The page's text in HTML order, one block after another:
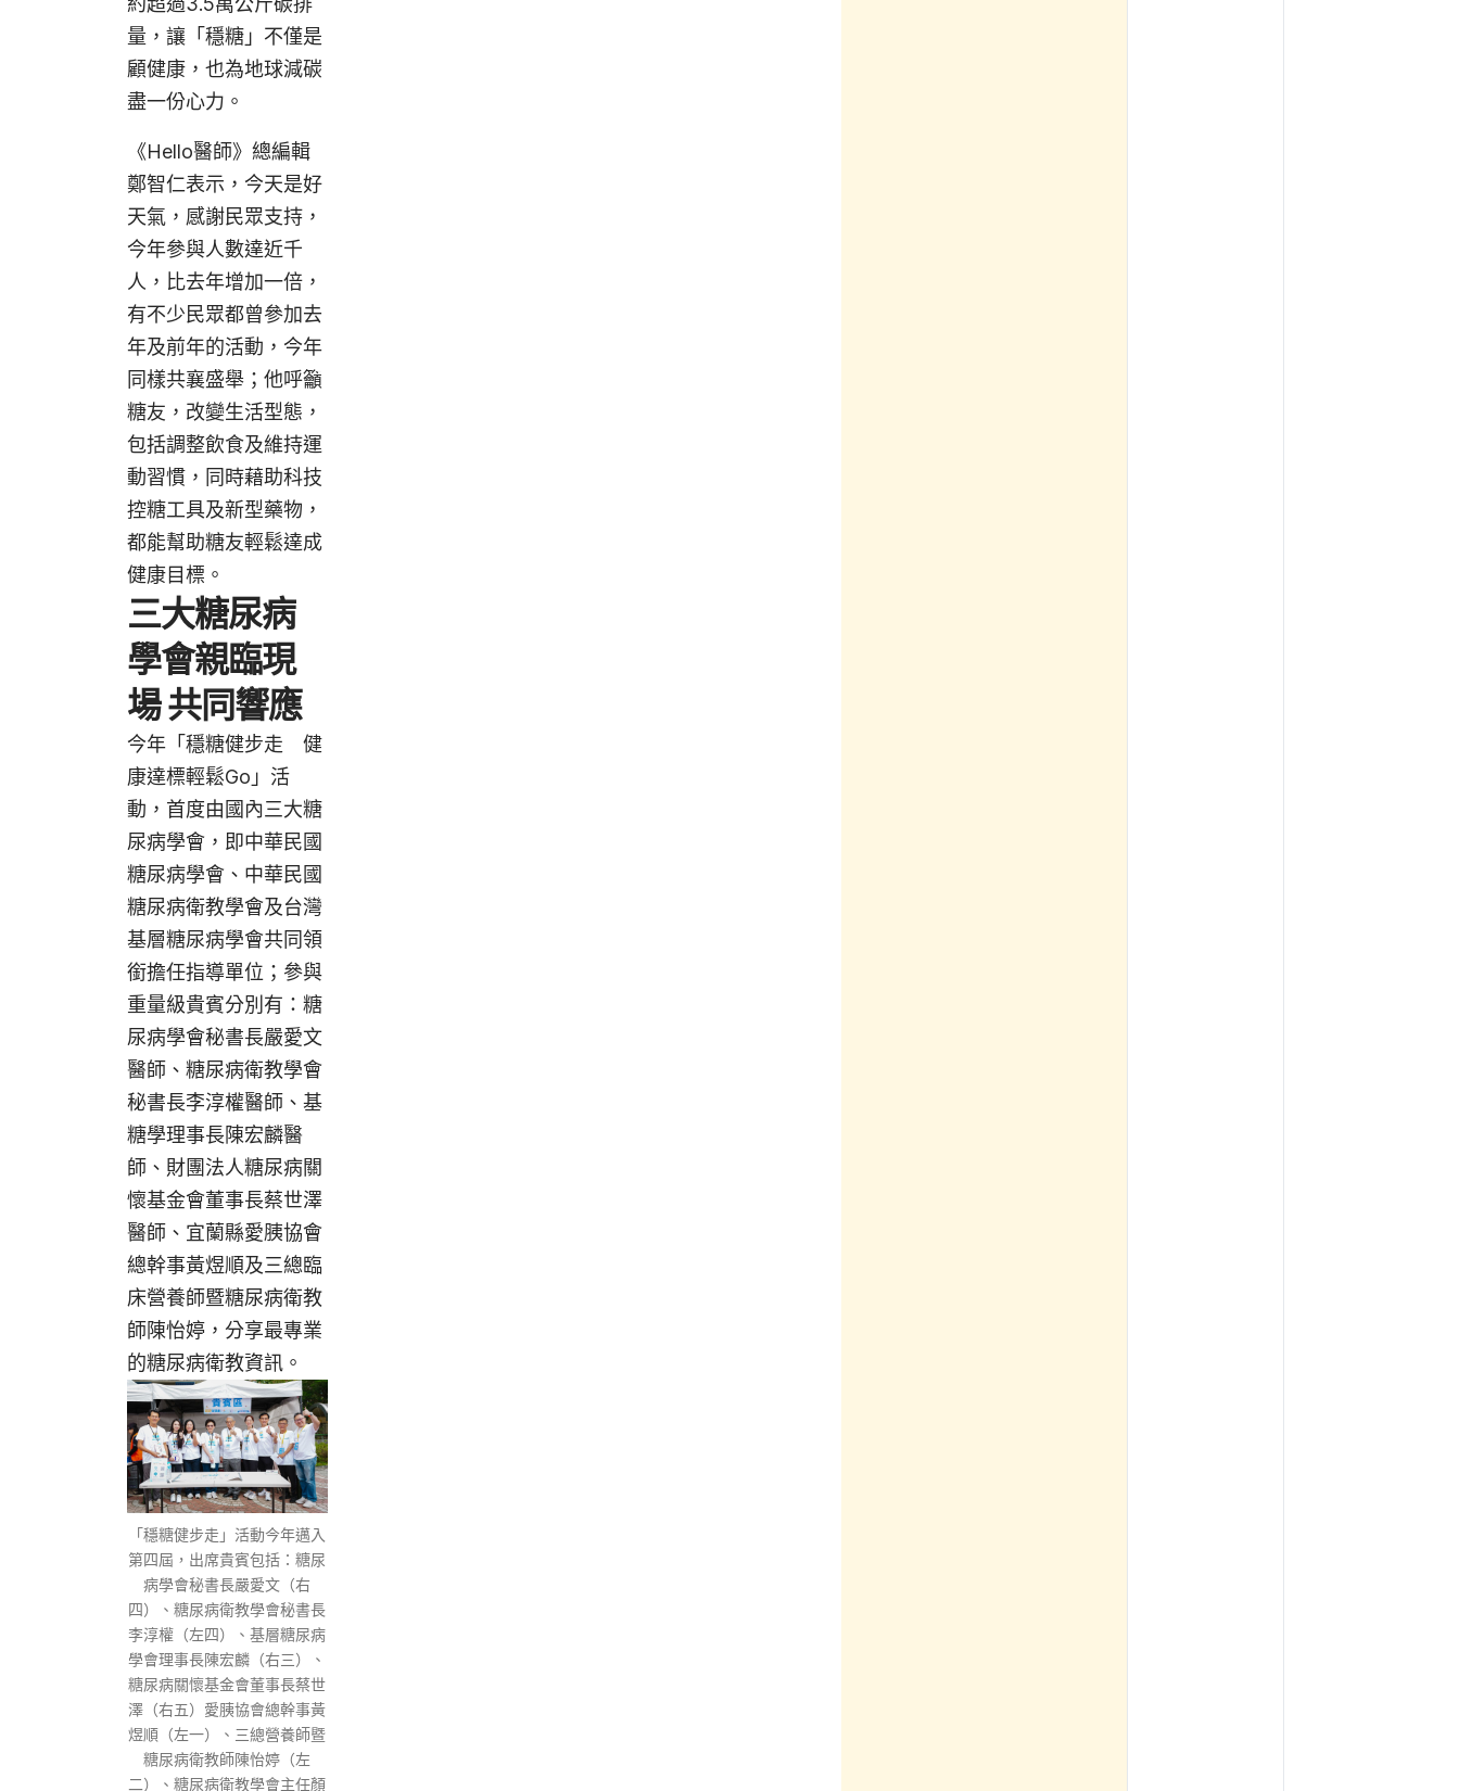
量，讓「穩糖」不僅是
顧健康，也為地球減碳
盡一份心力 。
《Hello醫師》總編輯
鄭智仁表示，今天是好
天氣，感謝民眾支持，
今年參與人數達近千
人，比去年增加一倍，
有不少民眾都曾參加去
年及前年的活動，今年
同樣共襄盛舉；他呼籲
糖友，改變生活型態，
包括調整飲食及維持運
動習慣，同時藉助科技
控糖工具及新型藥物，
都能幫助糖友輕鬆達成
健康目標。
三大糖尿病
學會親臨現
場 共同響應
今年「穩糖健步走 健
康達標輕鬆Go」活
動，首度由國內三大糖
尿病學會，即中華民國
糖尿病學會、中華民國
糖尿病衛教學會及台灣
基層糖尿病學會共同領
銜擔任指導單位；參與
重量級貴賓分別有：糖
尿病學會秘書長嚴愛文
醫師、糖尿病衛教學會
秘書長李淳權醫師、基
糖學理事長陳宏麟醫
師、財團法人糖尿病關
懷基金會董事長蔡世澤
醫師、宜蘭縣愛胰協會
總幹事黃煜順及三總臨
床營養師暨糖尿病衛教
師陳怡婷，分享最專業
的糖尿病衛教資訊。
「穩糖健步走」活動今年邁入
第四屆，出席貴賓包括：糖尿
病學會秘書長嚴愛文（右
四）、糖尿病衛教學會秘書長
李淳權（左四）、基層糖尿病
學會理事長陳宏麟（右三）、
糖尿病關懷基金會董事長蔡世
澤（右五）愛胰協會總幹事黃
煜順（左一）、三總營養師暨
糖尿病衛教師陳怡婷（左
二）、糖尿病衛教學會主任顏